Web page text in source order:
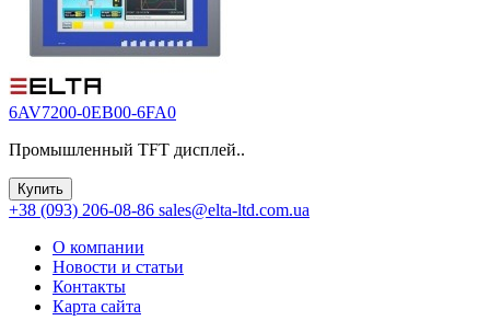
6AV7200-0EB00-6FA0
Промышленный TFT дисплей..
Купить
+38 (093) 206-08-86 sales@elta-ltd.com.ua
О компании
Новости и статьи
Контакты
Карта сайта